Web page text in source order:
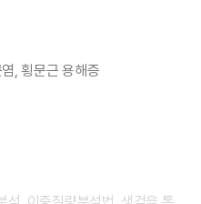
, 횡문근 용해증